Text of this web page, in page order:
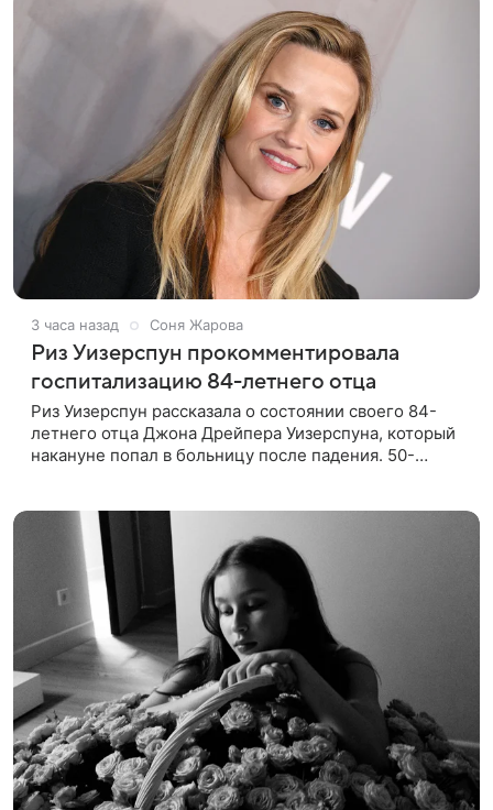
3 часа назад Соня Жарова
Риз Уизерспун прокомментировала
госпитализацию 84-летнего отца
Риз Уизерспун рассказала о состоянии своего 84-
летнего отца Джона Дрейпера Уизерспуна, который
накануне попал в больницу после падения. 50-